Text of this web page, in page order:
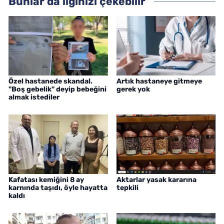
Özel hastanede skandal.
"Boş gebelik" deyip bebeğini
almak istediler
Artık hastaneye gitmeye
gerek yok
Kafatası kemiğini 8 ay
karnında taşıdı, öyle hayatta
kaldı
Aktarlar yasak kararına
tepkili